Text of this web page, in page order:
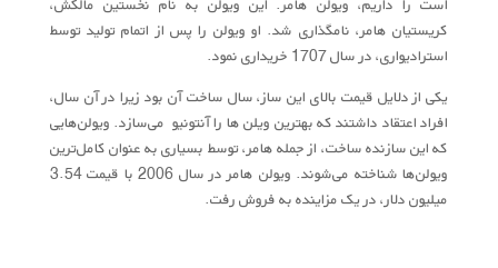
است را داریم، ویولن هامر. این ویولن به نام نخستین مالکش،
کریستیان هامر، نامگذاری شد. او ویولن را پس از اتمام تولید توسط
استرادیواری، در سال 1707 خریداری نمود.
یکی از دلایل قیمت بالای این ساز، سال ساخت آن بود زیرا در آن سال،
افراد اعتقاد داشتند که بهترین ویلن‌ ها را آنتونیو می‌سازد. ویولن‌هایی
که این سازنده ساخت، از جمله هامر، توسط بسیاری به عنوان کامل‌ترین
ویولن‌ها شناخته می‌شوند. ویولن هامر در سال 2006 با قیمت 3.54
میلیون دلار، در یک مزاینده به فروش رفت.